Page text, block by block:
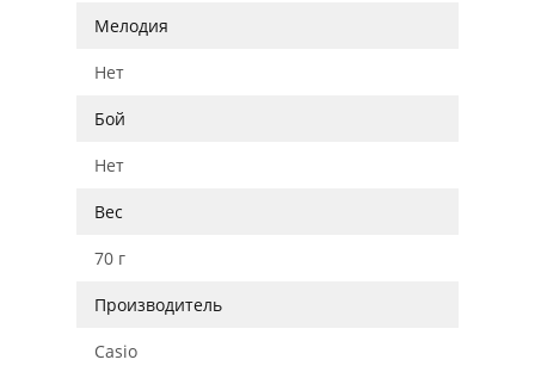
Мелодия
Нет
Бой
Нет
Вес
70 г
Производитель
Casio